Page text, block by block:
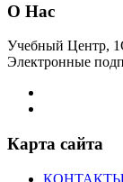
О Нас
Учебный Центр,
Электронные
Карта сайта